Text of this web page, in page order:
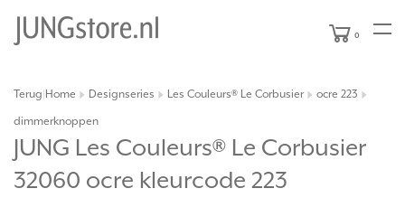
0
Terug Home Designseries Les Couleurs® Le Corbusier ocre 223
dimmerknoppen
JUNG Les Couleurs® Le Corbusier
32060 ocre kleurcode 223